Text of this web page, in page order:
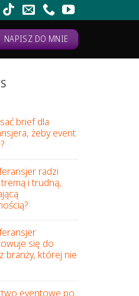
NAPISZ DO MNIE
brief dla
żeby event
radzi
i trudną,
się do
branży, której nie
eventowe po